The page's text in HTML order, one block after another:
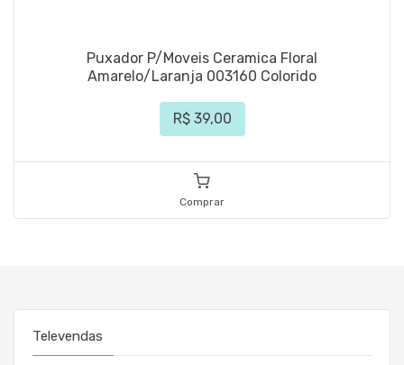
Puxador P/Moveis Ceramica Floral
Amarelo/Laranja 003160 Colorido
R$ 39,00
Comprar
Televendas